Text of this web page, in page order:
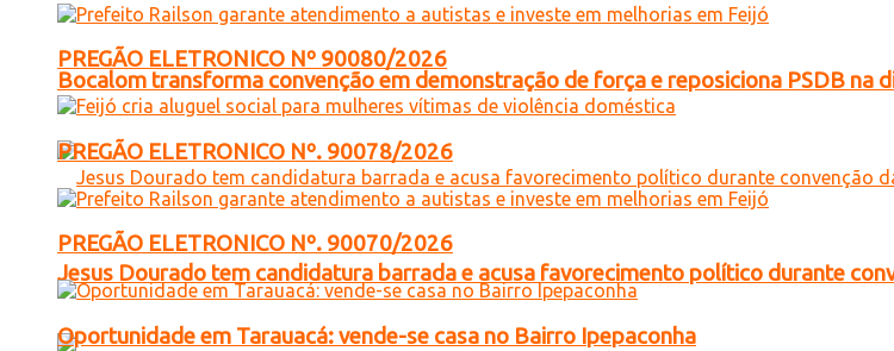
Bocalom transforma convenção em demonstração de força e reposiciona PSDB na
Jesus Dourado tem candidatura barrada e acusa favorecimento político durante
PREGÃO ELETRONICO Nº 90080/2026
PREGÃO ELETRONICO Nº. 90078/2026
PREGÃO ELETRONICO Nº. 90070/2026
Oportunidade em Tarauacá: vende-se casa no Bairro Ipepaconha